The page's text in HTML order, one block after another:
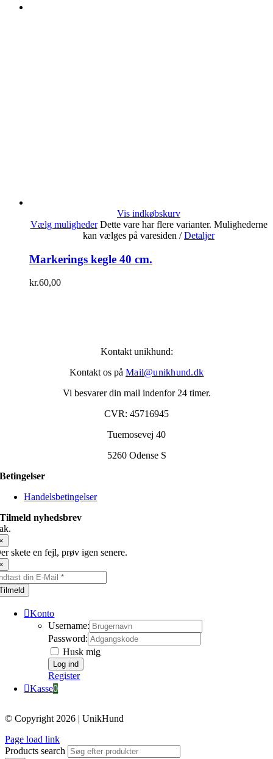
Vis indkøbskurv
Vælg muligheder Dette vare har flere varianter. Mulighederne
kan vælges på varesiden / Detaljer
Markerings kegle 40 cm.
kr.60,00
Kontakt unikhund:
Kontakt os på Mail@unikhund.dk
Vi besvarer din mail indenfor 24 timer.
CVR: 45716945
Tuemosevej 40
5260 Odense S
Betingelser
Handelsbetingelser
Tilmeld nyhedsbrev
skete en fejl, prøv igen senere.
Konto
Username:
Password:
Husk mig
Register
Kasse0
© Copyright 2026 | UnikHund
Page load link
Products search